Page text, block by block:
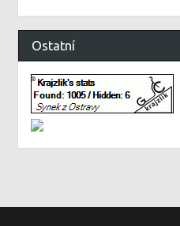
Ostatní